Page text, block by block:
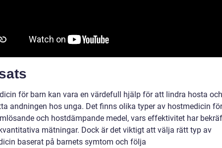
för barn kan vara en värdefull hjälp för att lindra hosta och
andningen hos unga. Det finns olika typer av hostmedicin
och hostdämpande medel, vars effektivitet har
mätningar. Dock är det viktigt att välja rätt typ av
baserat på barnets symtom och följa